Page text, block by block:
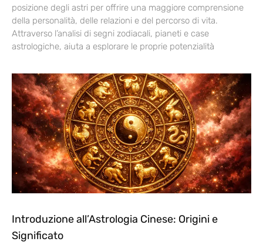
posizione degli astri per offrire una maggiore comprensione
della personalità, delle relazioni e del percorso di vita.
Attraverso l’analisi di segni zodiacali, pianeti e case
astrologiche, aiuta a esplorare le proprie potenzialità
Introduzione all’Astrologia Cinese: Origini e
Significato